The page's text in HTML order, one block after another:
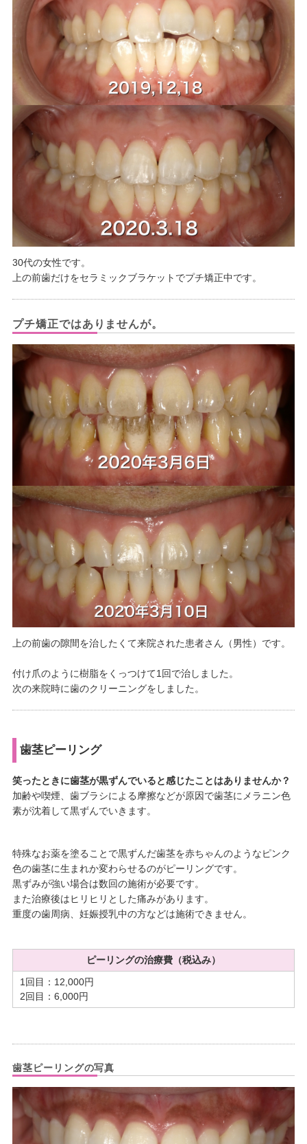
30代の女性です。
上の前歯だけをセラミックブラケットでプチ矯正中です。
プチ矯正ではありませんが。
上の前歯の隙間を治したくて来院された患者さん（男性）です。
付け爪のように樹脂をくっつけて1回で治しました。
次の来院時に歯のクリーニングをしました。
歯茎ピーリング
笑ったときに歯茎が黒ずんでいると感じたことはありませんか？
加齢や喫煙、歯ブラシによる摩擦などが原因で歯茎にメラニン色
素が沈着して黒ずんでいきます。
特殊なお薬を塗ることで黒ずんだ歯茎を赤ちゃんのようなピンク
色の歯茎に生まれか変わらせるのがピーリングです。
黒ずみが強い場合は数回の施術が必要です。
また治療後はヒリヒリとした痛みがあります。
重度の歯周病、妊娠授乳中の方などは施術できません。
ピーリングの治療費（税込み）
1回目：12,000円
2回目：6,000円
歯茎ピーリングの写真